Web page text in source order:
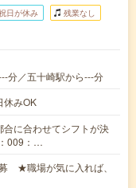
日が休み 残業なし
分／五十崎駅から---分
みOK
に合わせてシフトが決
009：…
★職場が気に入れば、